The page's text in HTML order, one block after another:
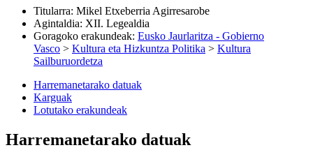
Titularra: Mikel Etxeberria Agirresarobe
Agintaldia: XII. Legealdia
Goragoko erakundeak: Eusko Jaurlaritza - Gobierno
Vasco > Kultura eta Hizkuntza Politika > Kultura
Sailburuordetza
Harremanetarako datuak
Karguak
Lotutako erakundeak
Harremanetarako datuak